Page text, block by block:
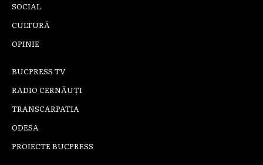
SOCIAL
CULTURĂ
OPINIE
BUCPRESS TV
RADIO CERNĂUȚI
TRANSCARPATIA
ODESA
PROIECTE BUCPRESS